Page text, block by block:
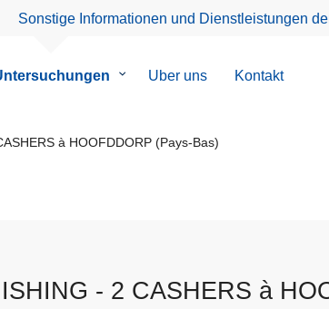
Sonstige Informationen und Dienstleistungen
Untermenü
Uber uns Kontakt
à HOOFDDORP (Pays-Bas)
- 2 CASHERS à